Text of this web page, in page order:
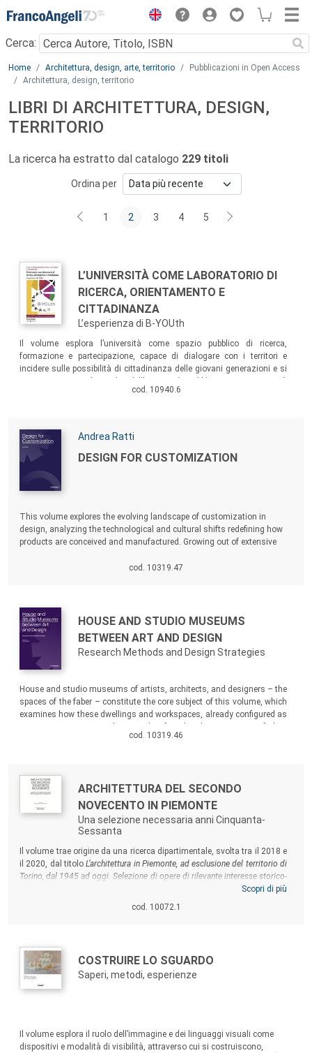
Menu
Cerca:
Main content
Home Architettura, design, arte, territorio
Pubblicazioni in Open Access
Architettura, design, territorio
LIBRI DI ARCHITETTURA, DESIGN,
TERRITORIO
La ricerca ha estratto dal catalogo 229 titoli
Ordina per
1 2 3 4 5
Autori:
Titolo:
L’UNIVERSITÀ COME LABORATORIO DI
RICERCA, ORIENTAMENTO E
CITTADINANZA
L’esperienza di B-YOUth
Sommario:
Il volume esplora l’università come spazio pubblico di ricerca,
formazione e partecipazione, capace di dialogare con i territori e
incidere sulle possibilità di cittadinanza delle giovani generazioni e si
attraversata da profonde trasformazioni e da una crescente tensione
cod. 10940.6
Autori:
Andrea Ratti
Titolo:
DESIGN FOR CUSTOMIZATION
This volume explores the evolving landscape of customization in
design, analyzing the technological and cultural shifts redefining how
products are conceived and manufactured. Growing out of extensive
Manufacturing, Computational Design, and Generative AI are enabling a
cod. 10319.47
Autori:
Titolo:
HOUSE AND STUDIO MUSEUMS
BETWEEN ART AND DESIGN
Research Methods and Design Strategies
Sommario:
House and studio museums of artists, architects, and designers – the
spaces of the faber – constitute the core subject of this volume, which
examines how these dwellings and workspaces, already configured as
owners, may be systematically studied, classified, and enhanced
cod. 10319.46
Autori:
Titolo:
ARCHITETTURA DEL SECONDO
NOVECENTO IN PIEMONTE
Una selezione necessaria anni Cinquanta-
Sessanta
Sommario:
Il volume trae origine da una ricerca dipartimentale, svolta tra il 2018 e
il 2020, dal titoloL’architettura in Piemonte, ad esclusione del territorio di
Torino, dal 1945 ad oggi. Selezione di opere di rilevante interesse storico-
che ha visto la costruzione critica e la redazione di una
schedatura di 150 architetture d’autore per la campagna di censimento
https://censimentoarchitetturecontemporanee.cultura.gov.it/
un’ulteriore selezione temporale e contestuale, sono stati rielaborati e
ampliati nei contenuti per questa pubblicazione. L’invito a una
riflessione su queste tematiche è stato esteso alle Istituzioni
Scopri di più
cod. 10072.1
Autori:
Titolo:
COSTRUIRE LO SGUARDO
Saperi, metodi, esperienze
Il volume esplora il ruolo dell’immagine e dei linguaggi visuali come
dispositivi e modalità di visibilità, attraverso cui si costruiscono,